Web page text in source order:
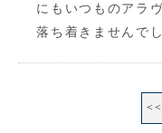
にもいつものアラ
落ち着きませんで
<<